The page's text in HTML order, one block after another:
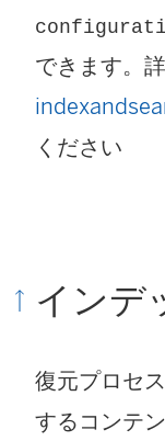
できます。
ください
インデ
復元プロセ
するコンテ